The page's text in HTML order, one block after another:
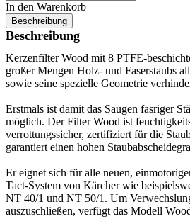
In den Warenkorb
Beschreibung
Beschreibung
Kerzenfilter Wood mit 8 PTFE-
großer Mengen Holz- und Faserstaubs
sowie seine spezielle Geometrie
Erstmals ist damit das Saugen fasriger
möglich. Der Filter Wood ist
verrottungssicher, zertifiziert für die
garantiert einen hohen
Er eignet sich für alle neuen,
Tact-System von Kärcher wie
NT 40/1 und NT 50/1. Um
auszuschließen, verfügt das Modell